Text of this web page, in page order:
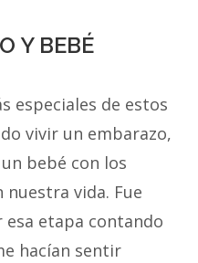
Y BEBÉ
especiales de estos
vivir un embarazo,
bebé con los
vida. Fue
etapa contando
hacían sentir